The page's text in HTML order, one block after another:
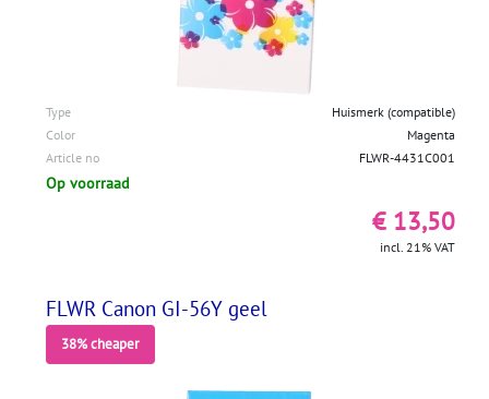
Type
Huismerk (compatible)
Color
Magenta
Article no
FLWR-4431C001
Op voorraad
€ 13,50
incl. 21% VAT
FLWR Canon GI-56Y geel
38% cheaper